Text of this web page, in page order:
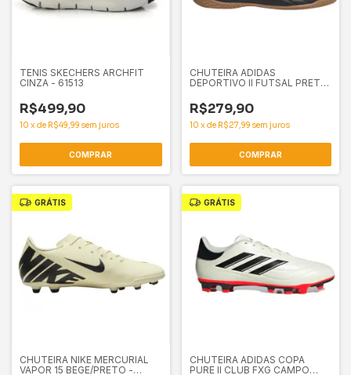
TENIS SKECHERS ARCHFIT
CINZA - 61513
R$499,90
10 x de R$49,99 sem juros
COMPRAR
CHUTEIRA ADIDAS
DEPORTIVO II FUTSAL PRETO
R$279,90
10 x de R$27,99 sem juros
COMPRAR
GRÁTIS
CHUTEIRA NIKE MERCURIAL
VAPOR 15 BEGE/PRETO -
GRÁTIS
CHUTEIRA ADIDAS COPA
PURE II CLUB FXG CAMPO